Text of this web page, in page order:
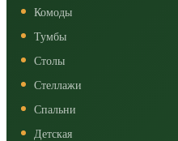
Комоды
Тумбы
Столы
Стеллажи
Спальни
Детская